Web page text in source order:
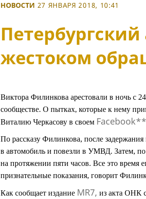
НОВОСТИ 27 ЯНВАРЯ 2018, 10:41
жестоком
Виктора Филинкова арестовали в ночь с
сообществе. О пытках, которые к нему
Виталию Черкасову в своем Facebook**
По рассказу Филинкова, после
в автомобиль и повезли в УМВД. Затем, по
на протяжении пяти часов. Все это время
признательные показания, говорит
Как сообщает издание MR7, из акта ОНК